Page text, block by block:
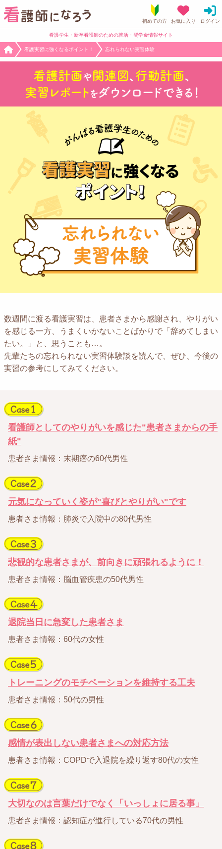
看護学生・新卒看護師のための就活・奨学金情報サイト
看護実習に強くなるポイント！ 忘れられない実習体験
数週間に渡る看護実習は、患者さまから感謝され、やりがい
を感じる一方、うまくいかないことばかりで「辞めてしまい
たい。」と、思うことも…。
先輩たちの忘れられない実習体験談を読んで、ぜひ、今後の
実習の参考にしてみてください。
看護師としてのやりがいを感じた"患者さまからの手
紙"
患者さま情報：末期癌の60代男性
元気になっていく姿が"喜びとやりがい"です
患者さま情報：肺炎で入院中の80代男性
悲観的な患者さまが、前向きに頑張れるように！
患者さま情報：脳血管疾患の50代男性
退院当日に急変した患者さま
患者さま情報：60代の女性
トレーニングのモチベーションを維持する工夫
患者さま情報：50代の男性
感情が表出しない患者さまへの対応方法
患者さま情報：COPDで入退院を繰り返す80代の女性
大切なのは言葉だけでなく「いっしょに居る事」
患者さま情報：認知症が進行している70代の男性